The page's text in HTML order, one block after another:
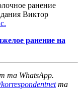
ранение
Виктор
ранение на
та WhatsApp.
та